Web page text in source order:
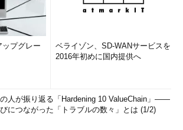
ップグレー
ベライゾン、SD-WANサービスを
2016年初めに国内提供へ
人が振り返る「Hardening 10 ValueChain」――
につながった「トラブルの数々」とは (1/2)